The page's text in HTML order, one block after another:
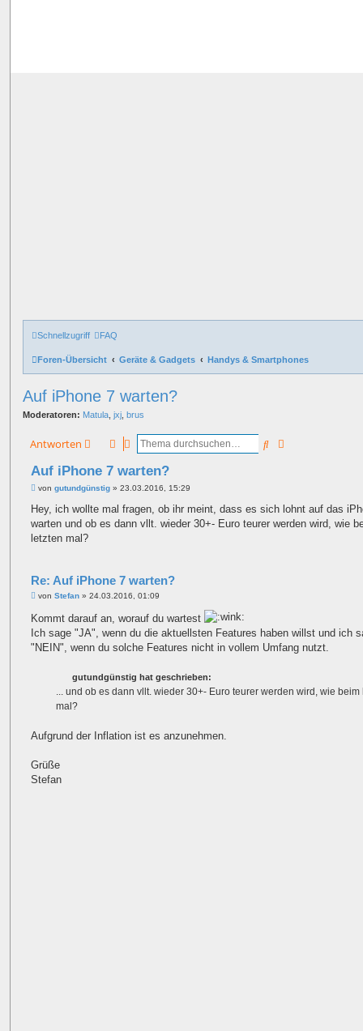
Schnellzugriff FAQ
Foren-Übersicht Geräte & Gadgets Handys & Smartphones
Auf iPhone 7 warten?
Moderatoren: Matula jxj brus
Antworten Suche
Auf iPhone 7 warten?
B
i
r
a
von gutundgünstig » 23.03.2016, 15:29
Hey, ich wollte mal fragen, ob ihr meint, dass es sich lohnt auf das
warten und ob es dann vllt. wieder 30+- Euro teurer werden wird, wie
letzten mal?
Re: Auf iPhone 7 warten?
B
i
t
r
a
g
von Stefan » 24.03.2016, 01:09
Kommt darauf an, worauf du wartest
Ich sage "JA", wenn du die aktuellsten Features haben willst und ich
"NEIN", wenn du solche Features nicht in vollem Umfang nutzt.
gutundgünstig hat geschrieben:
... und ob es dann vllt. wieder 30+- Euro teurer werden wird, wie beim
mal?
Aufgrund der Inflation ist es anzunehmen.
Grüße
Stefan